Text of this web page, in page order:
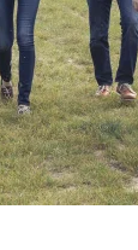
Buchen &